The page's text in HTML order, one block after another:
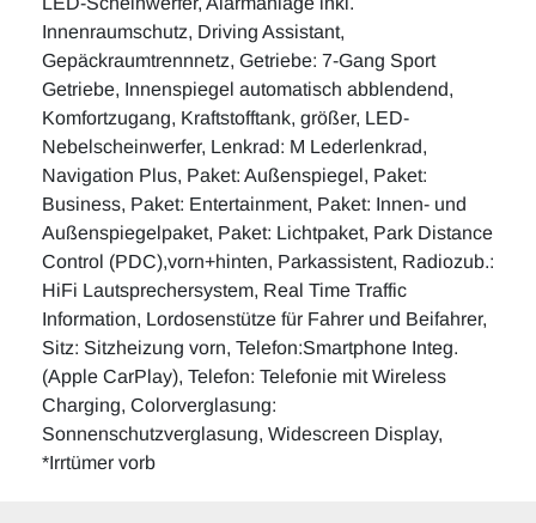
Innenraumschutz, Driving Assistant,
Gepäckraumtrennnetz, Getriebe: 7-Gang Sport
Getriebe, Innenspiegel automatisch abblendend,
Komfortzugang, Kraftstofftank, größer, LED-
Nebelscheinwerfer, Lenkrad: M Lederlenkrad,
Navigation Plus, Paket: Außenspiegel, Paket:
Business, Paket: Entertainment, Paket: Innen- und
Außenspiegelpaket, Paket: Lichtpaket, Park Distance
Control (PDC),vorn+hinten, Parkassistent, Radiozub.:
HiFi Lautsprechersystem, Real Time Traffic
Information, Lordosenstütze für Fahrer und Beifahrer,
Sitz: Sitzheizung vorn, Telefon:Smartphone Integ.
(Apple CarPlay), Telefon: Telefonie mit Wireless
Charging, Colorverglasung:
Sonnenschutzverglasung, Widescreen Display,
*Irrtümer vorb